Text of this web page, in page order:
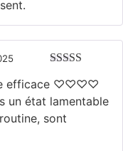
efficace ♡♡♡♡
un état lamentable
sont